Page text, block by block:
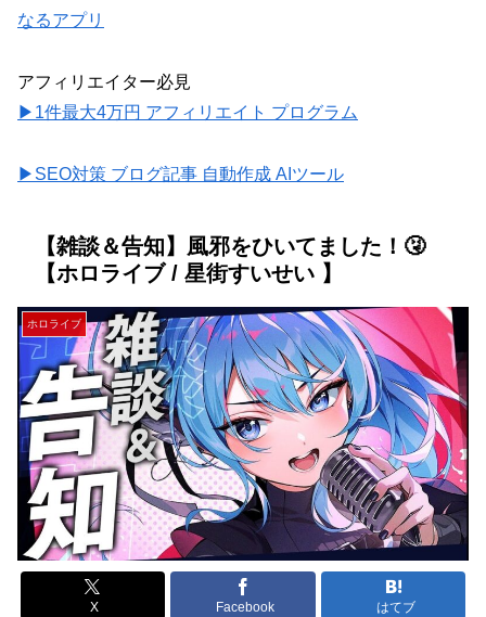
なるアプリ
アフィリエイター必見
▶1件最大4万円 アフィリエイト プログラム
▶SEO対策 ブログ記事 自動作成 AIツール
【雑談＆告知】風邪をひいてました！🤧
【ホロライブ / 星街すいせい 】
ホロライブ
X Facebook はてブ